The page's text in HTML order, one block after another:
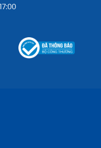
17:00